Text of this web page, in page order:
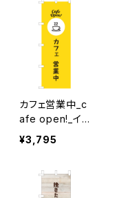
カフェ営業中_c
afe open!_イエ
ロー のぼり旗
¥3,795